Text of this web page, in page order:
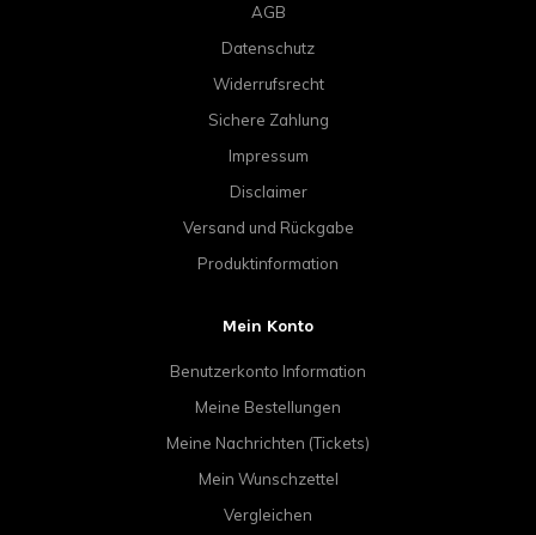
AGB
Datenschutz
Widerrufsrecht
Sichere Zahlung
Impressum
Disclaimer
Versand und Rückgabe
Produktinformation
Mein Konto
Benutzerkonto Information
Meine Bestellungen
Meine Nachrichten (Tickets)
Mein Wunschzettel
Vergleichen